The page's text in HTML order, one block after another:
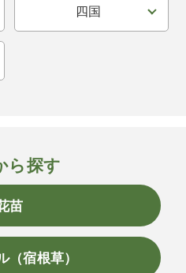
四国
ら探す
苗
（宿根草）